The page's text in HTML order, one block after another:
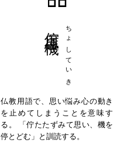
ちょしていき
仏教用語で、思い悩み心の動き
を止めてしまうことを意味す
る。 「佇たたずみて思い、機を
停とどむ」と訓読する。